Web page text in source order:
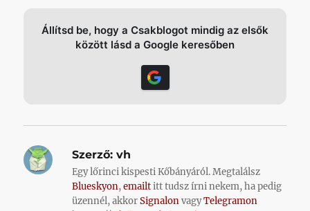
Állítsd be, hogy a Csakblogot mindig az elsők
között lásd a Google keresőben
Szerző: vh
Egy lőrinci kispesti Kőbányáról. Megtalálsz
Blueskyon,emailtitt tudsz írni nekem, ha pedig
üzennél, akkorSignalonvagyTelegramon